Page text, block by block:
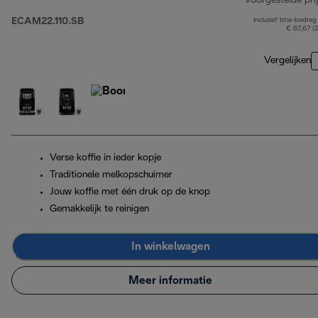
ECAM22.110.SB
Inclusief btw-bedrag
€ 67,67
Vergelijken
Verse koffie in ieder kopje
Traditionele melkopschuimer
Jouw koffie met één druk op de knop
Gemakkelijk te reinigen
In winkelwagen
Meer informatie